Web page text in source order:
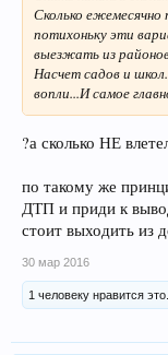
Сколько
потихоньку эти
выезжать из
Насчет садов и
вопли...И самое
?а сколько НЕ
по такому же
ДТП и приди к
стоит выходить из
30 мар 2016
1 человеку нравится это.